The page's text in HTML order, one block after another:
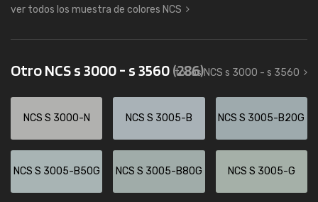
ver todos los muestra de colores NCS
Otro NCS s 3000 - s 3560(286)
todos NCS s 3000 - s 3560
NCS S 3000-N NCS S 3005-B NCS S 3005-B20G
NCS S 3005-B50G NCS S 3005-B80G NCS S 3005-G